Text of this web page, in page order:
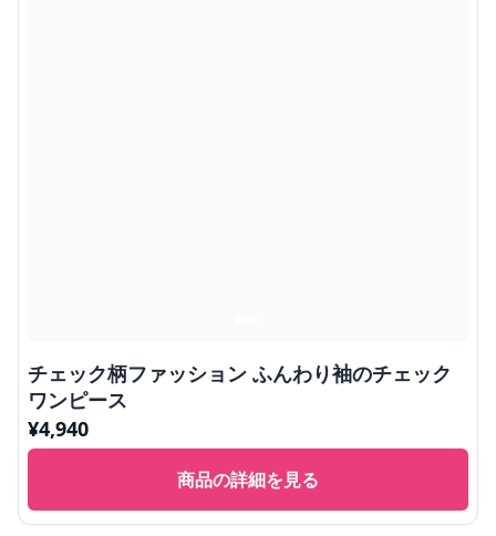
チェック柄ファッション ふんわり袖のチェック
ワンピース
¥4,940
商品の詳細を見る